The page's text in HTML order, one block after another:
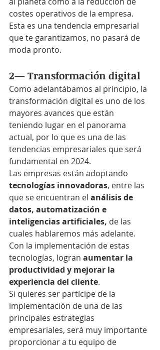
costes operativos de la empresa.
Esta es una tendencia empresarial
que te garantizamos, no pasará de
moda pronto.
2— Transformación digital
Como adelantábamos al principio, la
transformación digital es uno de los
mayores avances que están
teniendo lugar en el panorama
actual, por lo que es una de las
tendencias empresariales que será
fundamental en 2024.
Las empresas están adoptando
tecnologías innovadoras, entre las
que se encuentran el análisis de
datos, automatización e
inteligencias artificiales, de las
cuales hablaremos más adelante.
Con la implementación de estas
tecnologías, logran aumentar la
productividad y mejorar la
experiencia del cliente.
Si quieres ser partícipe de la
implementación de una de las
principales estrategias
empresariales, será muy importante
proporcionar a tu equipo de